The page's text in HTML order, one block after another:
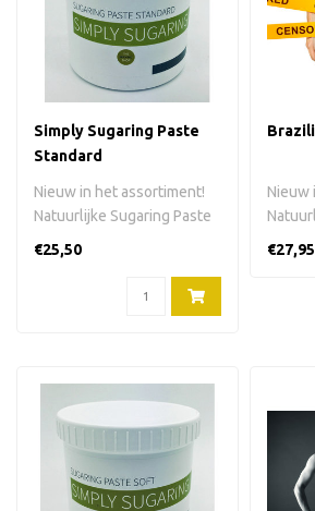
Simply Sugaring Paste
Standard
Nieuw in het assortiment!
Natuurlijke Sugaring Paste
€25,50
Nieuw
€27,95